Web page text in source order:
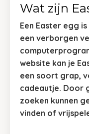
Wat zijn
Een Easter egg
een verborgen
website kan je
een soort grap,
cadeautje. Door
zoeken kunnen
vinden of